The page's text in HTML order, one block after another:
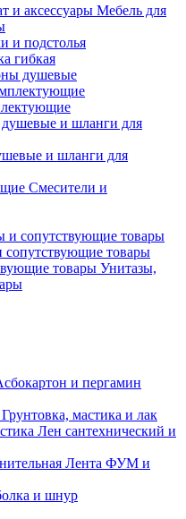
Мебель для
и подстолья
гибкая
душевые
и шланги для
Смесители и
сопутствующие товары
Унитазы,
и пергамин
Грунтовка, мастика и лак
Лен сантехнический и
Лента ФУМ и